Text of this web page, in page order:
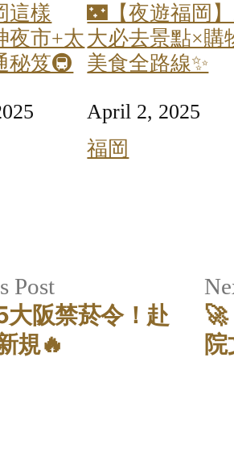
這樣
夜市+太
秘笈🚇
to
🌃【夜遊福岡
大必去景點×購
美食全路線✨
Date
April 2, 2025
In relation to
福岡
PostPrevious
post:
阪禁菸令！赴
規🔥
🚀
院